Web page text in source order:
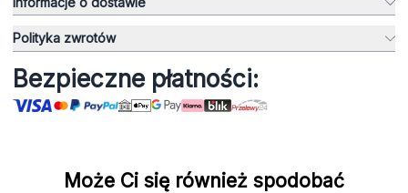
Polityka zwrotów
Bezpieczne płatności:
Może Ci się również spodobać